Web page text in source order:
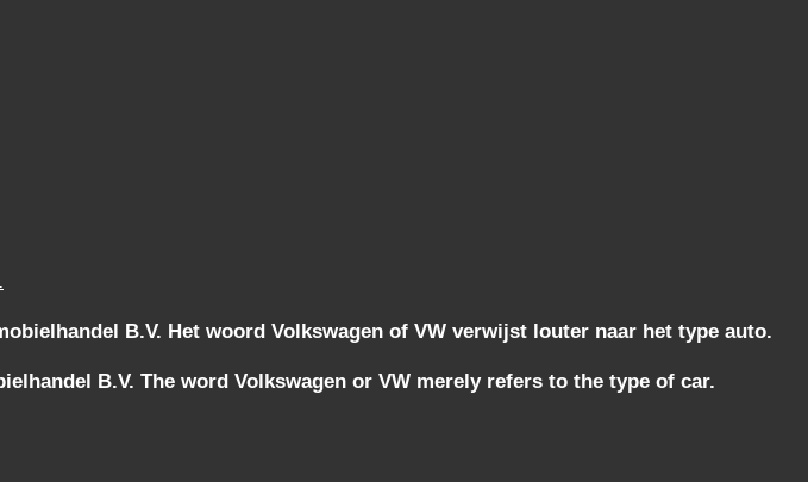
B.V. Het woord Volkswagen of VW verwijst louter naar het type auto.
B.V. The word Volkswagen or VW merely refers to the type of car.